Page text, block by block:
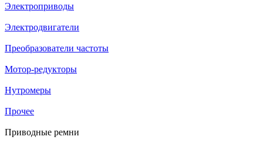
Электроприводы
Электродвигатели
Преобразователи частоты
Мотор-редукторы
Нутромеры
Прочее
Приводные ремни